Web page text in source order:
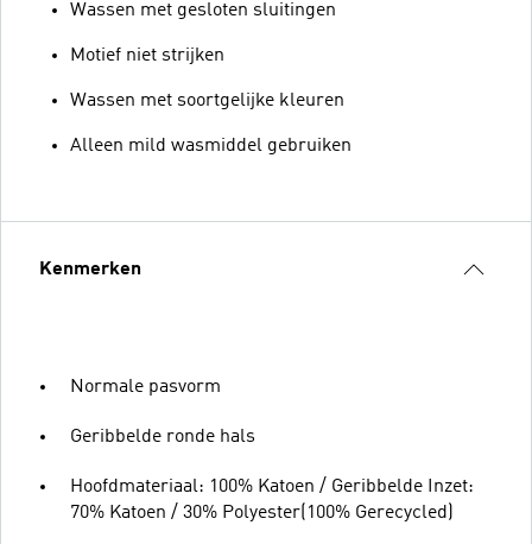
Wassen met gesloten sluitingen
Motief niet strijken
Wassen met soortgelijke kleuren
Alleen mild wasmiddel gebruiken
Kenmerken
Normale pasvorm
Geribbelde ronde hals
Hoofdmateriaal: 100% Katoen / Geribbelde Inzet:
70% Katoen / 30% Polyester(100% Gerecycled)